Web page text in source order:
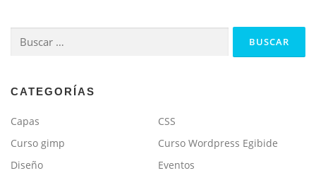
Buscar:
CATEGORÍAS
Capas
CSS
Curso gimp
Curso Wordpress Egibide
Diseño
Eventos